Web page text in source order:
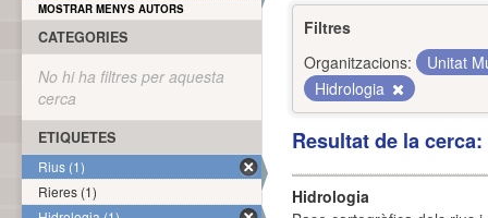
Filtres
Organitzacions:
Unitat
Hidrologia
Resultat de la
Hidrologia
MOSTRAR MENYS AUTORS
CATEGORIES
No hi ha filtres per aquesta
cerca
ETIQUETES
Rius (1)
Rieres (1)